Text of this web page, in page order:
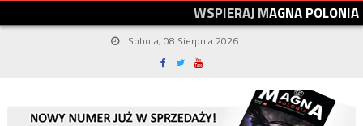
WSPIERAJMAGNAPOLONIA
Sobota, 08 Sierpnia 2026